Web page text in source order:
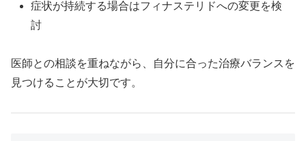
症状が持続する場合はフィナステリドへの変更を検
討
医師との相談を重ねながら、自分に合った治療バランスを
見つけることが大切です。